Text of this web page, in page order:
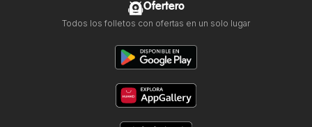
Ofertero
Todos los folletos con ofertas en un solo lugar